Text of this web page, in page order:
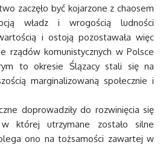
zaczęło być kojarzone z chaosem
władz i wrogością ludności
i ostoją pozostawała więc
rządów komunistycznych w Polsce
to okresie Ślązacy stali się na
marginalizowaną społecznie i
doprowadziły do rozwinięcia się
której utrzymane zostało silne
ono na tożsamości zawartej w